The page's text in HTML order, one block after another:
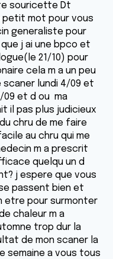
souricette Dt
petit mot pour vous
generaliste pour
j ai une bpco et
21/10) pour
cela m a un peu
lundi 4/09 et
09 et d ou ma
il pas plus judicieux
chru de me faire
au chru qui me
m a prescrit
quelqu un d
j espere que vous
passent bien et
etre pour surmonter
chaleur m a
trop dur la
de mon scaner la
semaine a vous tous